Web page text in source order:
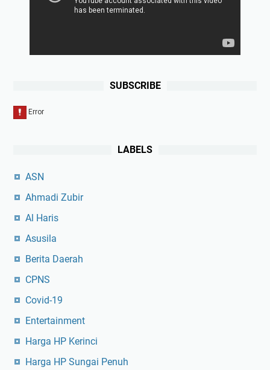
SUBSCRIBE
LABELS
ASN
Ahmadi Zubir
Al Haris
Asusila
Berita Daerah
CPNS
Covid-19
Entertainment
Harga HP Kerinci
Harga HP Sungai Penuh